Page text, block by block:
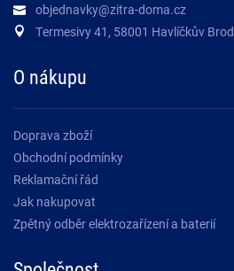
objednavky@zitra-doma.cz
Termesivy 41, 58001 Havlíčkův Brod
O nákupu
Doprava zboží
Obchodní podmínky
Reklamační řád
Jak nakupovat
Zpětný odběr elektrozařízení a baterií